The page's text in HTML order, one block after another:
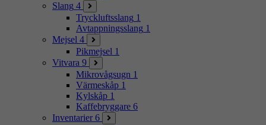
Slang 4
Tryckluftsslang 1
Avtappningsslang 1
Mejsel 4
Pikmejsel 1
Vitvara 9
Mikrovågsugn 1
Värmeskåp 1
Kylskåp 1
Kaffebryggare 6
Inventarier 6